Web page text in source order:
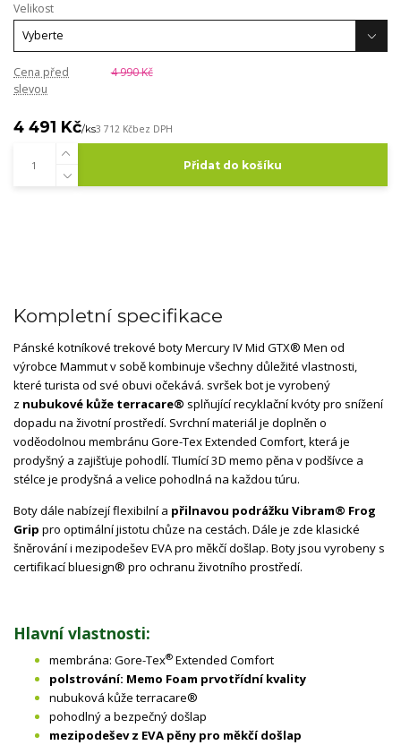
Velikost
Cena před
slevou
4 990 Kč
4 491 Kč/ks3 712 Kčbez DPH
Přidat do košíku
Kompletní specifikace
Pánské kotníkové trekové boty Mercury IV Mid GTX® Men od
výrobce Mammut v sobě kombinuje všechny důležité vlastnosti,
které turista od své obuvi očekává. svršek bot je vyrobený
z nubukové kůže terracare® splňující recyklační kvóty pro snížení
dopadu na životní prostředí. Svrchní materiál je doplněn o
voděodolnou membránu Gore-Tex Extended Comfort, která je
prodyšný a zajišťuje pohodlí. Tlumící 3D memo pěna v podšívce a
stélce je prodyšná a velice pohodlná na každou túru.
Boty dále nabízejí flexibilní a přilnavou podrážku Vibram® Frog
Grip pro optimální jistotu chůze na cestách. Dále je zde klasické
šněrování i mezipodešev EVA pro měkčí došlap. Boty jsou vyrobeny s
certifikací bluesign® pro ochranu životního prostředí.
Hlavní vlastnosti:
membrána: Gore-Tex® Extended Comfort
polstrování: Memo Foam prvotřídní kvality
nubuková kůže terracare®
pohodlný a bezpečný došlap
mezipodešev z EVA pěny pro měkčí došlap